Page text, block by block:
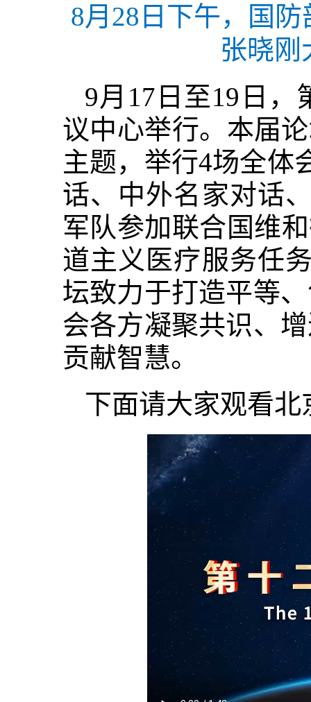
8月28日下午，国
张晓刚
9月17日至19日
议中心举行。本届
主题，举行4场全体
话、中外名家对话
军队参加联合国维
道主义医疗服务任
坛致力于打造平等
会各方凝聚共识、
贡献智慧。
下面请大家观看